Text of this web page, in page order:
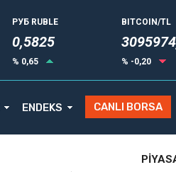
РУБ RUBLE
0,5835
% 0,65
BITCOIN/TL
% -0,20
ENDEKS CANLI BORSA